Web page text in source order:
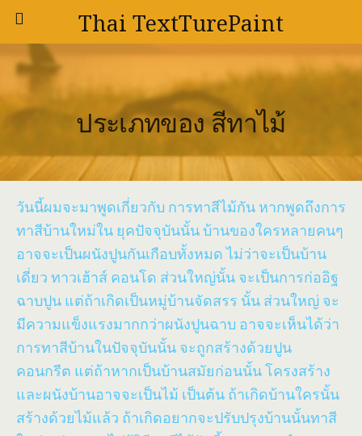
Thai TextTurePaint
ประเภทของ สีทาไม้
วันนี้ผมจะมาพูดเกี่ยวกับ การทาสีไม้กัน หากพูดถึงการ
ทาสีบ้านใหม่ใน ยุคปัจจุบันนั้น บ้านของใครหลายคนๆ
อาจจะเป็นผนังปูนกันเกือบทั้งหมด ไม่ว่าจะเป็นบ้าน
เดี่ยว ทาวเฮ้าส์ คอนโด ส่วนใหญ่นั้น จะเป็นการก่ออิฐ
ฉาบปูน แต่ถ้าเกิดเป็นหมู่บ้านจัดสรร นั้น ส่วนใหญ่ จะ
มีความแข็งแรงมากกว่าผนังปูนฉาบ อาจจะเห็นได้ว่า
การทาสีบ้านในปัจจุบันนั้น จะถูกสร้างด้วยปูน
คอนกรีต แต่ถ้าหากเป็นบ้านสมัยก่อนนั้น โครงสร้าง
และผนังบ้านอาจจะเป็นไม้ เป็นต้น ถ้าเกิดบ้านใครนั้น
สร้างด้วยไม้แล้ว ถ้าเกิดอยากจะปรับปรุงบ้านนั้นทาสี